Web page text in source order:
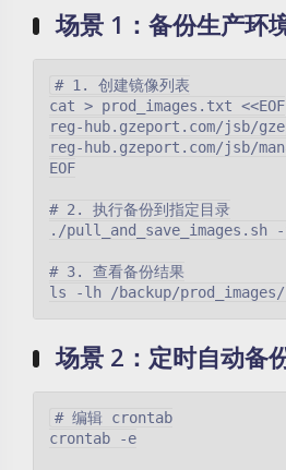
场景 1：备份生产环
# 1. 创建镜像列表
cat > prod_images.txt <<EOF
reg-hub.gzeport.com/jsb/
reg-hub.gzeport.com/jsb/
EOF
# 2. 执行备份到指定目录
./pull_and_save_images.sh
# 3. 查看备份结果
场景 2：定时自动备
# 编辑 crontab
crontab -e